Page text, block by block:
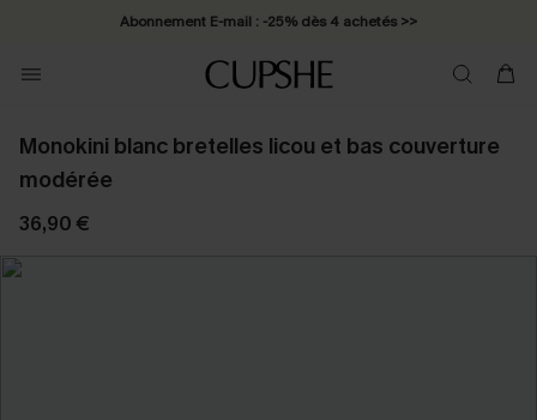
Abonnement E-mail : -25% dès 4 achetés >>
Monokini blanc bretelles licou et bas couverture
modérée
36,90 €